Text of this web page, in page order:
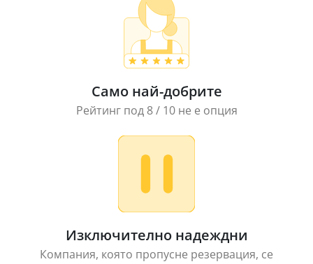
Само най-добрите
Рейтинг под 8 / 10 не е опция
Изключително надеждни
Компания, която пропусне резервация, се